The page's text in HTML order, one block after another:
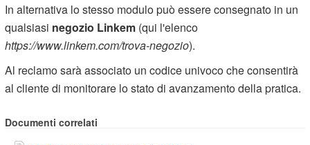
In alternativa lo stesso modulo può essere consegnato in un
qualsiasi negozio Linkem (qui l'elenco
https://www.linkem.com/trova-negozio).
Al reclamo sarà associato un codice univoco che consentirà
al cliente di monitorare lo stato di avanzamento della pratica.
Documenti correlati